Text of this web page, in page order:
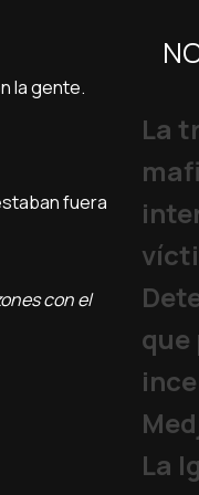
la gente.
fuera
con el
La
que
La